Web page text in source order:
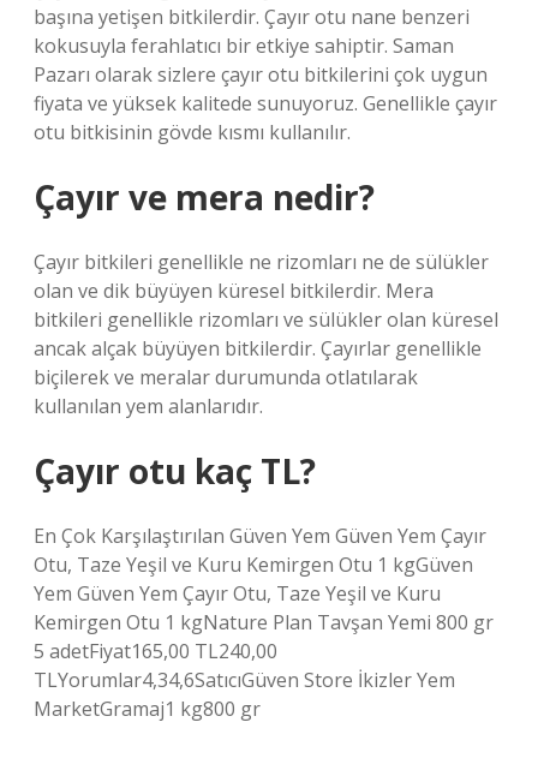
başına yetişen bitkilerdir. Çayır otu nane benzeri
kokusuyla ferahlatıcı bir etkiye sahiptir. Saman
Pazarı olarak sizlere çayır otu bitkilerini çok uygun
fiyata ve yüksek kalitede sunuyoruz. Genellikle çayır
otu bitkisinin gövde kısmı kullanılır.
Çayır ve mera nedir?
Çayır bitkileri genellikle ne rizomları ne de sülükler
olan ve dik büyüyen küresel bitkilerdir. Mera
bitkileri genellikle rizomları ve sülükler olan küresel
ancak alçak büyüyen bitkilerdir. Çayırlar genellikle
biçilerek ve meralar durumunda otlatılarak
kullanılan yem alanlarıdır.
Çayır otu kaç TL?
En Çok Karşılaştırılan Güven Yem Güven Yem Çayır
Otu, Taze Yeşil ve Kuru Kemirgen Otu 1 kgGüven
Yem Güven Yem Çayır Otu, Taze Yeşil ve Kuru
Kemirgen Otu 1 kgNature Plan Tavşan Yemi 800 gr
5 adetFiyat165,00 TL240,00
TLYorumlar4,34,6SatıcıGüven Store İkizler Yem
MarketGramaj1 kg800 gr